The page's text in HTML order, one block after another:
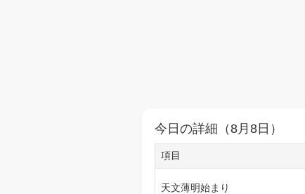
今日の詳細（8月8日）
項目
天文薄明始まり